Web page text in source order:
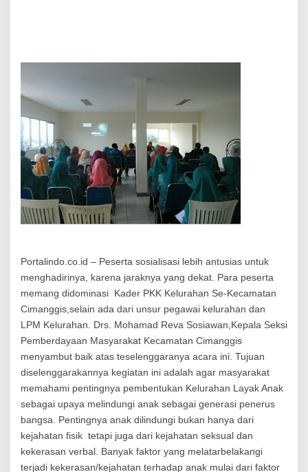
m
d
a
y
a
a
n
M
s
y
a
a
t
K
e
a
m
a
t
a
n
C
i
m
a
Portalindo.co.id – Peserta sosialisasi lebih antusias untuk
menghadirinya, karena jaraknya yang dekat. Para peserta
memang didominasi Kader PKK Kelurahan Se-Kecamatan
Cimanggis,selain ada dari unsur pegawai kelurahan dan
LPM Kelurahan. Drs. Mohamad Reva Sosiawan,Kepala Seksi
Pemberdayaan Masyarakat Kecamatan Cimanggis
menyambut baik atas teselenggaranya acara ini. Tujuan
diselenggarakannya kegiatan ini adalah agar masyarakat
memahami pentingnya pembentukan Kelurahan Layak Anak
sebagai upaya melindungi anak sebagai generasi penerus
bangsa. Pentingnya anak dilindungi bukan hanya dari
kejahatan fisik tetapi juga dari kejahatan seksual dan
kekerasan verbal. Banyak faktor yang melatarbelakangi
terjadi kekerasan/kejahatan terhadap anak mulai dari faktor